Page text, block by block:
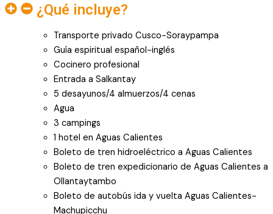
¿Qué incluye?
Transporte privado Cusco-Soraypampa
Guía espiritual español-inglés
Cocinero profesional
Entrada a Salkantay
5 desayunos/4 almuerzos/4 cenas
Agua
3 campings
1 hotel en Aguas Calientes
Boleto de tren hidroeléctrico a Aguas Calientes
Boleto de tren expedicionario de Aguas Calientes a
Ollantaytambo
Boleto de autobús ida y vuelta Aguas Calientes-
Machupicchu